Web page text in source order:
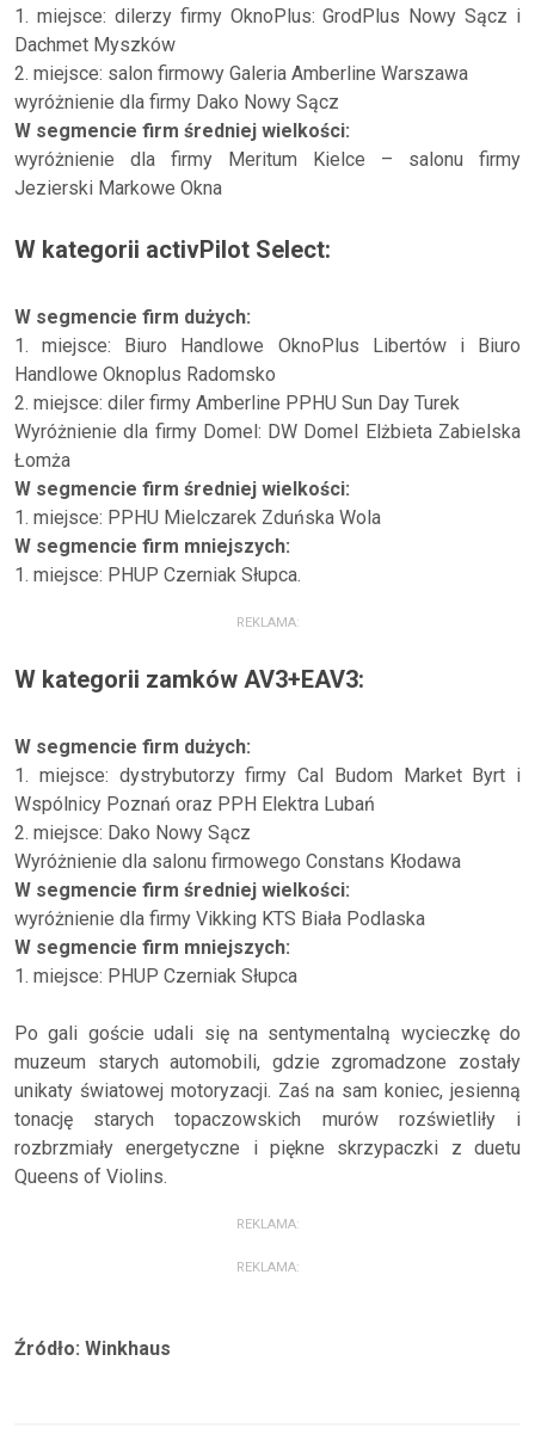
1. miejsce: dilerzy firmy OknoPlus: GrodPlus Nowy Sącz i
Dachmet Myszków
2. miejsce: salon firmowy Galeria Amberline Warszawa
wyróżnienie dla firmy Dako Nowy Sącz
W segmencie firm średniej wielkości:
wyróżnienie dla firmy Meritum Kielce – salonu firmy
Jezierski Markowe Okna
W kategorii activPilot Select:
W segmencie firm dużych:
1. miejsce: Biuro Handlowe OknoPlus Libertów i Biuro
Handlowe Oknoplus Radomsko
2. miejsce: diler firmy Amberline PPHU Sun Day Turek
Wyróżnienie dla firmy Domel: DW Domel Elżbieta Zabielska
Łomża
W segmencie firm średniej wielkości:
1. miejsce: PPHU Mielczarek Zduńska Wola
W segmencie firm mniejszych:
1. miejsce: PHUP Czerniak Słupca.
REKLAMA:
W kategorii zamków AV3+EAV3:
W segmencie firm dużych:
1. miejsce: dystrybutorzy firmy Cal Budom Market Byrt i
Wspólnicy Poznań oraz PPH Elektra Lubań
2. miejsce: Dako Nowy Sącz
Wyróżnienie dla salonu firmowego Constans Kłodawa
W segmencie firm średniej wielkości:
wyróżnienie dla firmy Vikking KTS Biała Podlaska
W segmencie firm mniejszych:
1. miejsce: PHUP Czerniak Słupca
Po gali goście udali się na sentymentalną wycieczkę do
muzeum starych automobili, gdzie zgromadzone zostały
unikaty światowej motoryzacji. Zaś na sam koniec, jesienną
tonację starych topaczowskich murów rozświetliły i
rozbrzmiały energetyczne i piękne skrzypaczki z duetu
Queens of Violins.
REKLAMA:
REKLAMA:
Źródło: Winkhaus